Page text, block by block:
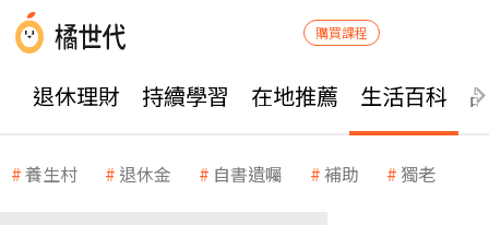
購買課程
退休理財 持續學習 在地推薦 生活百科
養生村 退休金 自書遺囑 補助 獨老